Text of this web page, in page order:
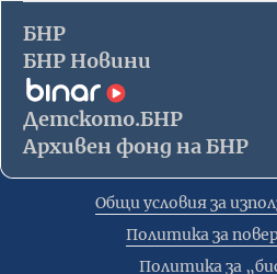
БНР
БНР Новини
Детското.БНР
Архивен фонд на БНР
Общи условия за
Политика за
Политика за